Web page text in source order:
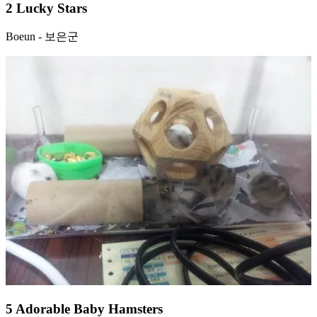
2 Lucky Stars
Boeun - 보은군
5 Adorable Baby Hamsters